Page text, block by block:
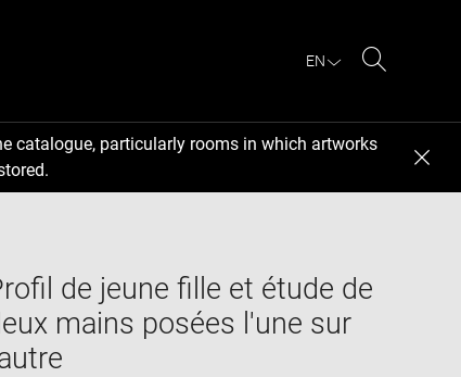
EN
catalogue, particularly rooms in which artworks
de jeune fille et étude de
mains posées l'une sur